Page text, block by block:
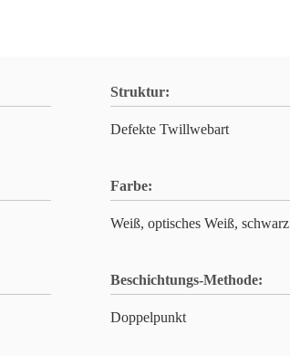
Struktur:
Defekte Twillwebart
Farbe:
Weiß, optisches Weiß, schwarz
Beschichtungs-Methode:
Doppelpunkt